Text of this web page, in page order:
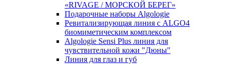
«RIVAGE / МОРСКОЙ БЕРЕГ»
Подарочные наборы Algologie
Ревитализирующая линия с ALGO4
биомиметическим комплексом
Algologie Sensi Plus линия для
чувcтвительной кожи "Дюны"
Линия для глаз и губ